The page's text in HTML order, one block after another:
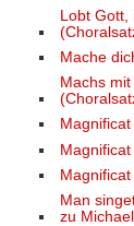
Lobt
Mache
Machs
Man
zu